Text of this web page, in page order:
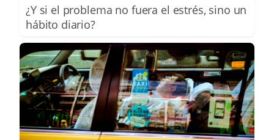
¿Y si el problema no fuera el estrés, sino un
hábito diario?